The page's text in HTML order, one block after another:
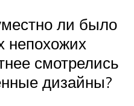
ли было
непохожих
смотрелись
дизайны?